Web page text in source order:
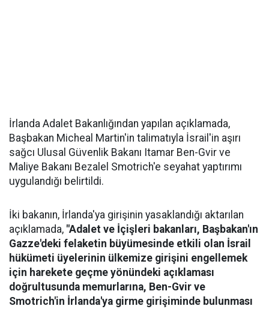
İrlanda Adalet Bakanlığından yapılan açıklamada,
Başbakan Micheal Martin'in talimatıyla İsrail'in aşırı
sağcı Ulusal Güvenlik Bakanı Itamar Ben-Gvir ve
Maliye Bakanı Bezalel Smotrich'e seyahat yaptırımı
uygulandığı belirtildi.
İki bakanın, İrlanda'ya girişinin yasaklandığı aktarılan
açıklamada, "Adalet ve İçişleri bakanları, Başbakan'ın
Gazze'deki felaketin büyümesinde etkili olan İsrail
hükümeti üyelerinin ülkemize girişini engellemek
için harekete geçme yönündeki açıklaması
doğrultusunda memurlarına, Ben-Gvir ve
Smotrich'in İrlanda'ya girme girişiminde bulunması